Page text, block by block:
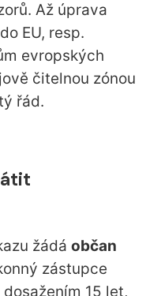
Až úprava
EU, resp.
evropských
čitelnou zónou
řád.
žádá občan
zástupce
15 let,